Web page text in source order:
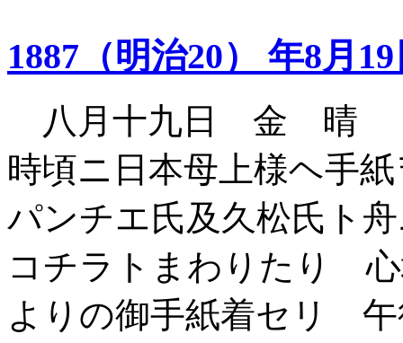
1887（明治20） 年8月
八月十九日 金 晴
時頃ニ日本母上様ヘ手
パンチエ氏及久松氏ト
コチラトまわりたり
よりの御手紙着セリ